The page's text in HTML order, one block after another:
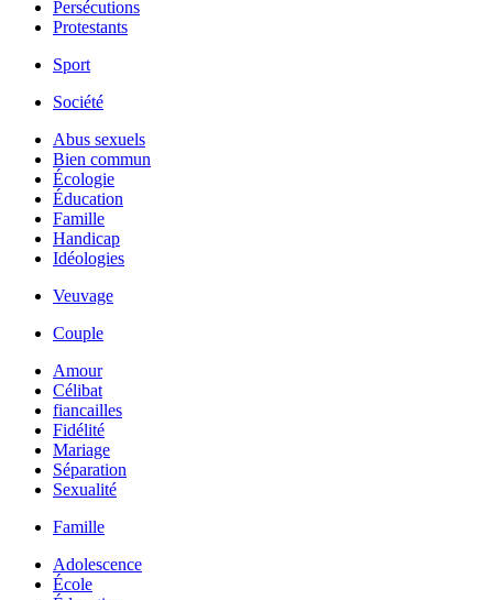
Persécutions
Protestants
Sport
Société
Abus sexuels
Bien commun
Écologie
Éducation
Famille
Handicap
Idéologies
Veuvage
Couple
Amour
Célibat
fiancailles
Fidélité
Mariage
Séparation
Sexualité
Famille
Adolescence
École